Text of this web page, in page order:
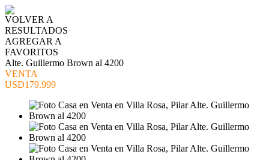
VOLVER A
RESULTADOS
AGREGAR A
FAVORITOS
Alte. Guillermo Brown al 4200
VENTA
USD179.999